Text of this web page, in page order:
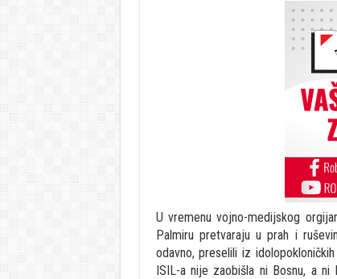
U vremenu vojno-medijskog
Palmiru pretvaraju u prah i
odavno, preselili iz
ISIL-a nije zaobišla ni Bosnu, a